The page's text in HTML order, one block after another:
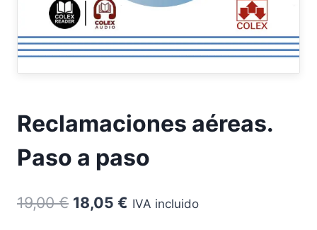
Reclamaciones aéreas.
Paso a paso
19,00€ El
18,05 € El
IVA incluido